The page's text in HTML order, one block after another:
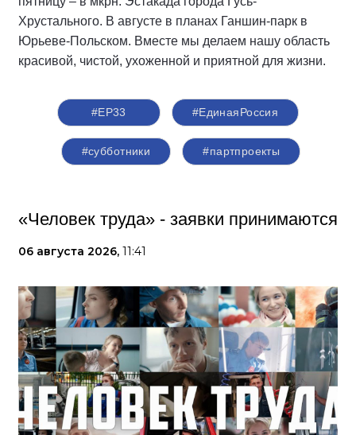
Хрустального. В августе в планах Ганшин-парк в
Юрьеве-Польском. Вместе мы делаем нашу область
красивой, чистой, ухоженной и приятной для жизни.
#ЕР33 #‎ЕдинаяРоссия
#субботники #партпроекты
«Человек труда» - заявки принимаются
06 августа 2026, 11:41